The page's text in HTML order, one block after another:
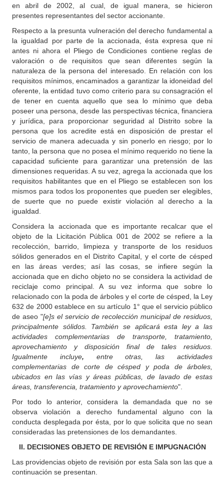
en abril de 2002, al cual, de igual manera, se hicieron
presentes representantes del sector accionante.
Respecto a la presunta vulneración del derecho fundamental a
la igualdad por parte de la accionada, ésta expresa que ni
antes ni ahora el Pliego de Condiciones contiene reglas de
valoración o de requisitos que sean diferentes según la
naturaleza de la persona del interesado. En relación con los
requisitos mínimos, encaminados a garantizar la idoneidad del
oferente, la entidad tuvo como criterio para su consagración el
de tener en cuenta aquello que sea lo mínimo que deba
poseer una persona, desde las perspectivas técnica, financiera
y jurídica, para proporcionar seguridad al Distrito sobre la
persona que los acredite está en disposición de prestar el
servicio de manera adecuada y sin ponerlo en riesgo; por lo
tanto, la persona que no posea el mínimo requerido no tiene la
capacidad suficiente para garantizar una pretensión de las
dimensiones requeridas. A su vez, agrega la accionada que los
requisitos habilitantes que en el Pliego se establecen son los
mismos para todos los proponentes que pueden ser elegibles,
de suerte que no puede existir violación al derecho a la
igualdad.
Considera la accionada que es importante recalcar que el
objeto de la Licitación Pública 001 de 2002 se refiere a la
recolección, barrido, limpieza y transporte de los residuos
sólidos generados en el Distrito Capital, y el corte de césped
en las áreas verdes; así las cosas, se infiere según la
accionada que en dicho objeto no se considera la actividad de
reciclaje como principal. A su vez informa que sobre lo
relacionado con la poda de árboles y el corte de césped, la Ley
632 de 2000 establece en su artículo 1° que el servicio público
de aseo "[e]s el servicio de recolección municipal de residuos,
principalmente sólidos. También se aplicará esta ley a las
actividades complementarias de transporte, tratamiento,
aprovechamiento y disposición final de tales residuos.
Igualmente incluye, entre otras, las actividades
complementarias de corte de césped y poda de árboles,
ubicados en las vías y áreas públicas, de lavado de estas
áreas, transferencia, tratamiento y aprovechamiento".
Por todo lo anterior, considera la demandada que no se
observa violación a derecho fundamental alguno con la
conducta desplegada por ésta, por lo que solicita que no sean
consideradas las pretensiones de los demandantes.
II. DECISIONES OBJETO DE REVISIÓN E IMPUGNACIÓN
Las providencias objeto de revisión por esta Sala son las que a
continuación se presentan.